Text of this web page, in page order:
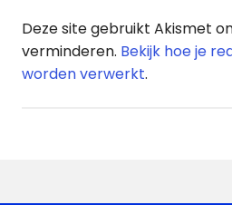
Deze site gebruikt Akismet
verminderen. Bekijk hoe je
worden verwerkt.